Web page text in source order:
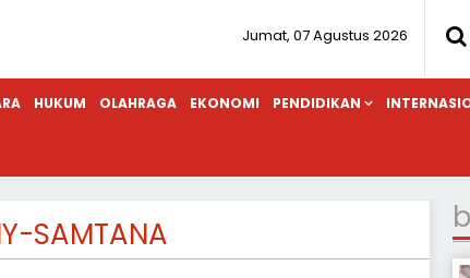
Jumat, 07 Agustus 2026
HUKUM OLAHRAGA EKONOMI PENDIDIKAN
SAMTANA